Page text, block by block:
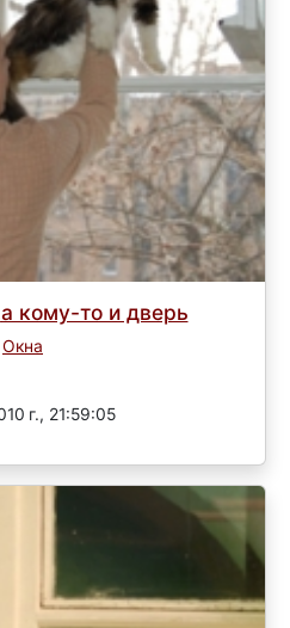
кому-то и дверь
Окна
г., 21:59:05